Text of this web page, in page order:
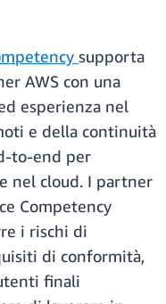
supporta
AWS con una
esperienza nel
e della continuità
to-end per
nel cloud. I partner
Competency
i rischi di
di conformità,
finali